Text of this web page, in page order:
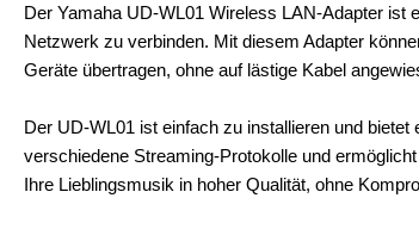
Der Yamaha UD-WL01 Wireless LAN-Adapter ist
Netzwerk zu verbinden. Mit diesem Adapter
Geräte übertragen, ohne auf lästige Kabel
Der UD-WL01 ist einfach zu installieren und
verschiedene Streaming-Protokolle und
Ihre Lieblingsmusik in hoher Qualität, ohne